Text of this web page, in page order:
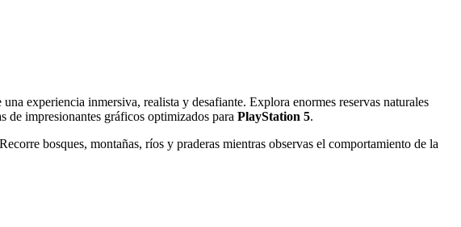
experiencia inmersiva, realista y desafiante. Explora enormes reservas naturales
de impresionantes gráficos optimizados para PlayStation 5.
bosques, montañas, ríos y praderas mientras observas el comportamiento de la